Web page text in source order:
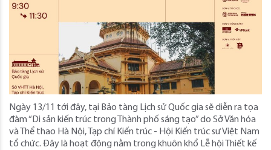
Ngày 13/11 tới đây, tại Bảo tàng Lịch sử Quốc gia sẽ diễn ra tọa
đàm “Di sản kiến trúc trong Thành phố sáng tạo” do Sở Văn hóa
và Thể thao Hà Nội, Tạp chí Kiến trúc - Hội Kiến trúc sư Việt Nam
tổ chức. Đây là hoạt động nằm trong khuôn khổ Lễ hội Thiết kế